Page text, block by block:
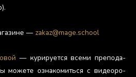
— zakaz@mage.school
— ку­риру­ет­ся все­ми пре­пода­
мо­жете оз­на­комить­ся с ви­де­оро­